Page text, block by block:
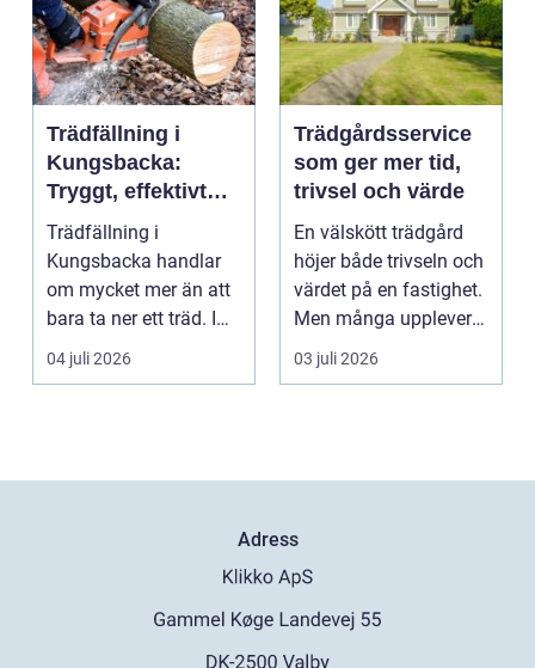
Trädfällning i
Kungsbacka:
Tryggt, effektivt
och med omtanke
om hela tomten
Trädfällning i
Kungsbacka handlar
om mycket mer än att
bara ta ner ett träd. I
e...
04 juli 2026
Trädgårdsservice
som ger mer tid,
trivsel och värde
En välskött trädgård
höjer både trivseln och
värdet på en fastighet.
Men många upplever
att tiden, o...
03 juli 2026
Adress